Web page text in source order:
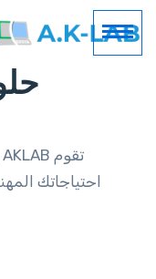
احتياجاتك